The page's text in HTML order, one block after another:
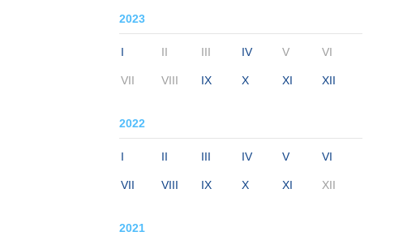
2023
I II III IV V VI
VII VIII IX X XI XII
2022
I II III IV V VI
VII VIII IX X XI XII
2021